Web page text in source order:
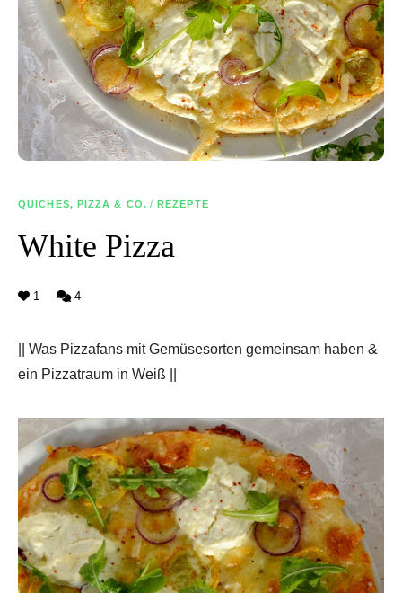
QUICHES, PIZZA & CO. / REZEPTE
White Pizza
1 4
|| Was Pizzafans mit Gemüsesorten gemeinsam haben &
ein Pizzatraum in Weiß ||